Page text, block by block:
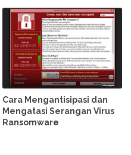
Cara Mengantisipasi dan
Mengatasi Serangan Virus
Ransomware